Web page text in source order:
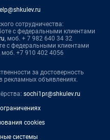
сотрудничества:
с федеральными клиентами
, моб. + 7 982 640 34 32
с федеральными клиентами
моб. +7 910 402 4056
за достоверность
рекламных объявлениях.
sochi1pr@shkulev.ru
cookies
системы